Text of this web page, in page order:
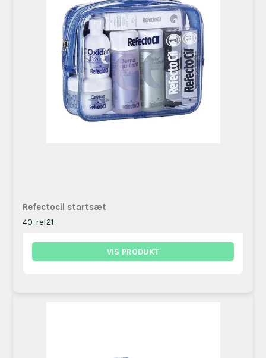
Refectocil startsæt
40-ref21
VIS PRODUKT